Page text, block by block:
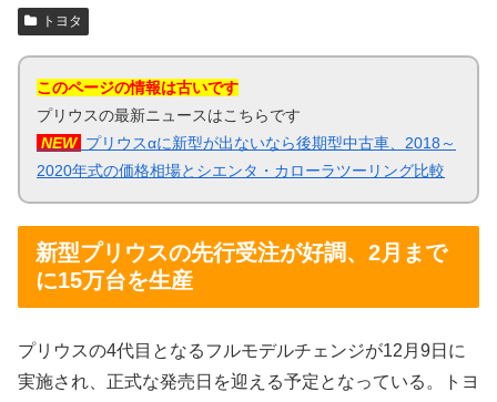
トヨタ
このページの情報は古いです
プリウスの最新ニュースはこちらです
NEW プリウスαに新型が出ないなら後期型中古車、2018～
2020年式の価格相場とシエンタ・カローラツーリング比較
新型プリウスの先行受注が好調、2月まで
に15万台を生産
プリウスの4代目となるフルモデルチェンジが12月9日に
実施され、正式な発売日を迎える予定となっている。トヨ